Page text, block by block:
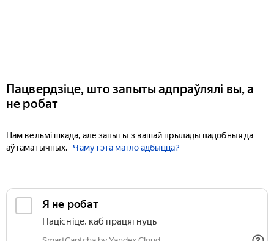
Пацвердзіце, што запыты адпраўлялі вы, а
не робат
Нам вельмі шкада, але запыты з вашай прылады падобныя да
аўтаматычных.
Чаму гэта магло адбыцца?
Я не робат
Націсніце, каб працягнуць